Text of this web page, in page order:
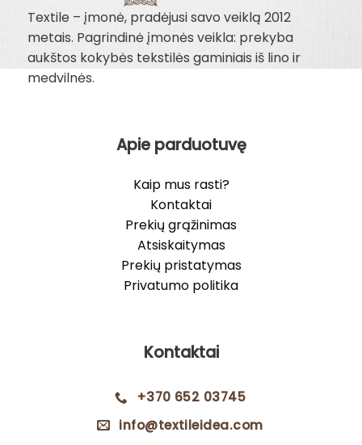
Textile – įmonė, pradėjusi savo veiklą 2012
metais. Pagrindinė įmonės veikla: prekyba
aukštos kokybės tekstilės gaminiais iš lino ir
medvilnės.
Apie parduotuvę
Kaip mus rasti?
Kontaktai
Prekių grąžinimas
Atsiskaitymas
Prekių pristatymas
Privatumo politika
Kontaktai
+370 652 03745
info@textileidea.com